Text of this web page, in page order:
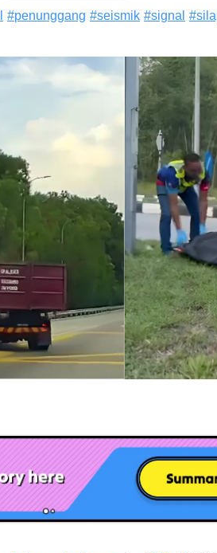
#penunggang #seismik #signal #